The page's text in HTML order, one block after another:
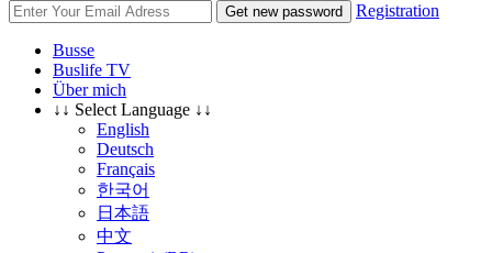
Get new password Registration
Busse
Buslife TV
Über mich
↓↓ Select Language ↓↓
English
Deutsch
Français
한국어
日本語
中文